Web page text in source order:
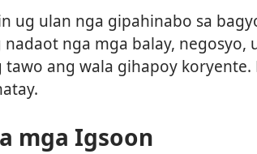
ug ulan nga gipahinabo sa
nga mga balay, negosyo,
tawo ang wala gihapoy
mga Igsoon